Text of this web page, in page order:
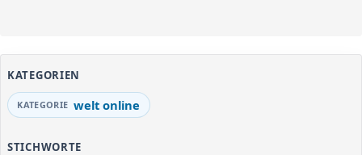
KATEGORIEN
welt online
STICHWORTE